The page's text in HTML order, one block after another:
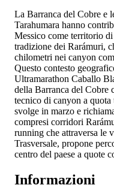
La Barranca del Cobre e
Tarahumara hanno
Messico come territorio
tradizione dei Rarámuri,
chilometri nei canyon
Questo contesto
Ultramarathon Caballo
della Barranca del Cobre
tecnico di canyon a
svolge in marzo e
compresi corridori
running che attraversa le
Trasversale, propone
centro del paese a quote
Informazioni